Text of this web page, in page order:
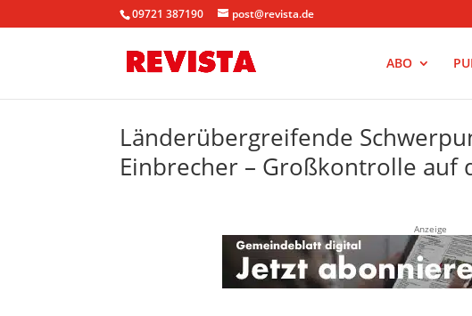
09721 387190 post@revista.de
ABO
Länderübergreifende
Einbrecher – Großkontrolle auf
Anzeige